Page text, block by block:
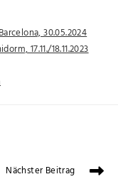
30.05.2024
17.11./18.11.2023
Nächster Beitrag